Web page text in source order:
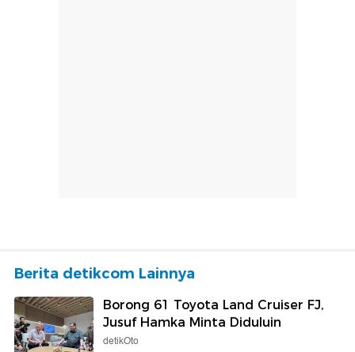
Berita detikcom Lainnya
Borong 61 Toyota Land Cruiser FJ,
Jusuf Hamka Minta Diduluin
detikOto